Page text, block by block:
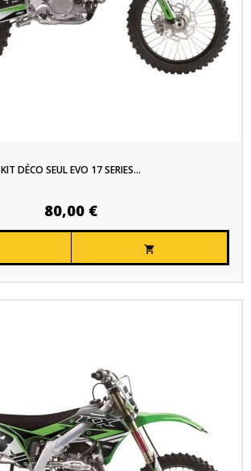
KIT DÉCO SEUL EVO 17 SERIES...
80,00 €
